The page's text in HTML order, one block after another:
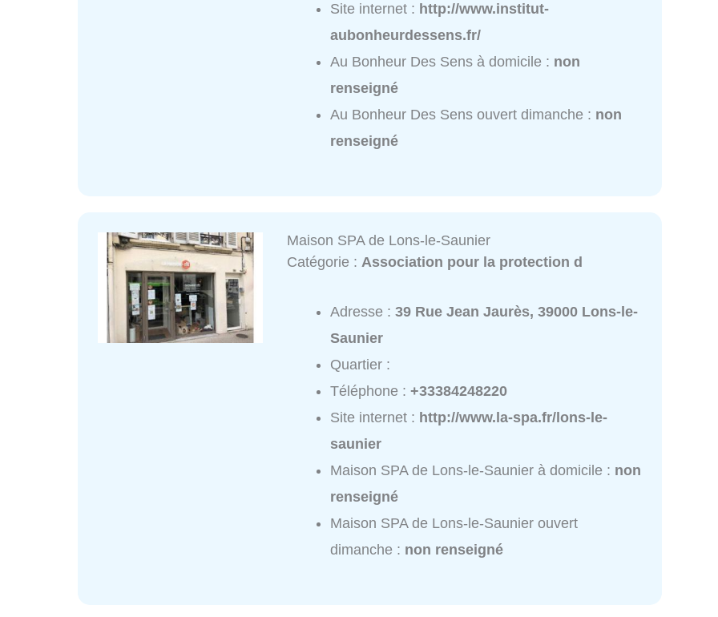
Site internet : http://www.institut-
aubonheurdessens.fr/
Au Bonheur Des Sens à domicile : non
renseigné
Au Bonheur Des Sens ouvert dimanche : non
renseigné
Maison SPA de Lons-le-Saunier
Catégorie :Association pour la protection d
Adresse :39 Rue Jean Jaurès, 39000 Lons-le-
Saunier
Quartier :
Téléphone :+33384248220
Site internet : http://www.la-spa.fr/lons-le-
saunier
Maison SPA de Lons-le-Saunier à domicile : non
renseigné
Maison SPA de Lons-le-Saunier ouvert
dimanche : non renseigné